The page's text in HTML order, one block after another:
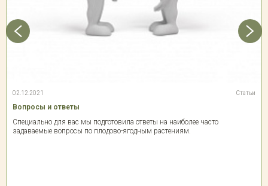
02.12.2021 Статьи
Вопросы и ответы
Специально для вас мы подготовила ответы на наиболее часто
задаваемые вопросы по плодово-ягодным растениям.